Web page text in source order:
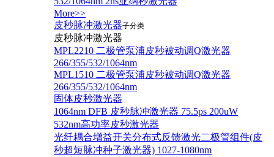
More>>
皮秒脉冲激光器子分类
皮秒脉冲激光器
​MPL2210 二极管泵浦皮秒被动调Q激光器
266/355/532/1064nm
MPL1510 二极管泵浦皮秒被动调Q激光器
266/355/532/1064nm
固体皮秒激光器
1064nm DFB 皮秒脉冲激光器 75.5ps 200uW
532nm高功率皮秒激光器
光纤耦合增益开关分布式反馈激光二极管组件(皮
秒超短脉冲种子激光器) 1027-1080nm